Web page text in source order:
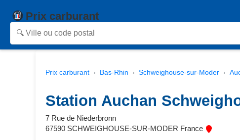
Prix carburant
Prix carburant Bas-Rhin Schweighouse-sur-Moder
Station Auchan
7 Rue de Niederbronn
67590 SCHWEIGHOUSE-SUR-MODER France